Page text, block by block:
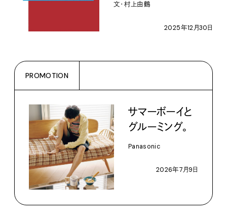
文・村上由鶴
2025年12月30日
PROMOTION
サマーボーイと
グルーミング。
Panasonic
2026年7月9日